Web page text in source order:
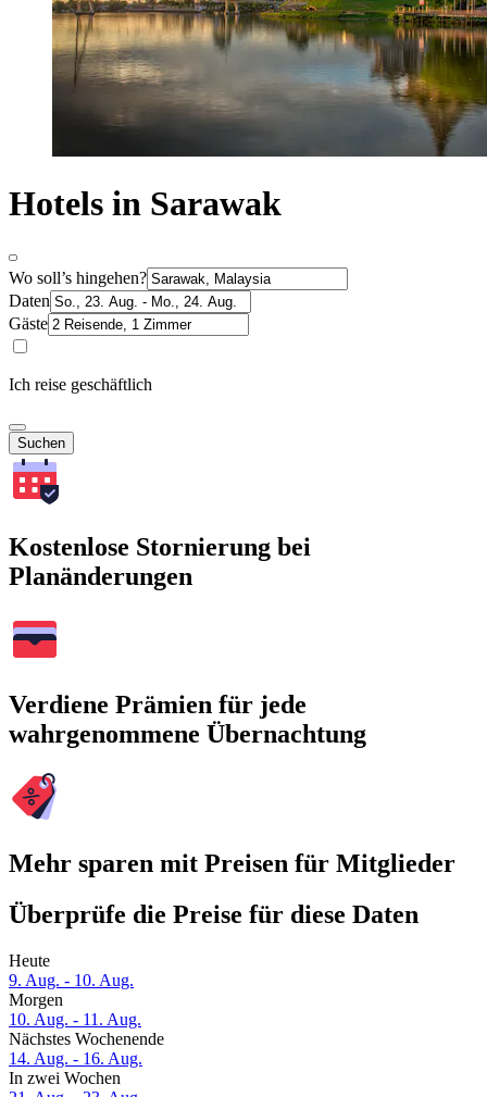
Hotels in Sarawak
Wo soll’s hingehen?
Daten
Gäste
Ich reise geschäftlich
Suchen
Kostenlose Stornierung bei
Planänderungen
Verdiene Prämien für jede
wahrgenommene Übernachtung
Mehr sparen mit Preisen für Mitglieder
Überprüfe die Preise für diese Daten
Heute
9. Aug. - 10. Aug.
Morgen
10. Aug. - 11. Aug.
Nächstes Wochenende
14. Aug. - 16. Aug.
In zwei Wochen